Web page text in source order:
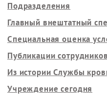
Подразделения
Главный внештатный
Специальная оценка
Публикации сотрудников
Из истории Службы
Учреждение сегодня